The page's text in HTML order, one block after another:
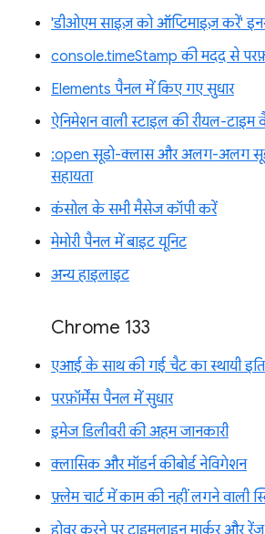
'डीओएम साइज़ को ऑप्टिमाइज़ करें'
console.timeStamp की मदद से
Elements पैनल में किए गए सुधार
ऐनिमेशन वाली स्टाइल की रीयल-टाइम
:open सूडो-क्लास और अलग-अलग
सहायता
कंसोल के सभी मैसेज कॉपी करें
मेमोरी पैनल में बाइट यूनिट
अन्य हाइलाइट
Chrome 133
एआई के साथ की गई चैट का स्थायी
परफ़ॉर्मेंस पैनल में सुधार
इमेज डिलीवरी की अहम जानकारी
क्लासिक और मॉडर्न कीबोर्ड नेविगेशन
फ़्लेम चार्ट में काम की नहीं लगने वाली
होवर करने पर टाइमलाइन मार्कर और